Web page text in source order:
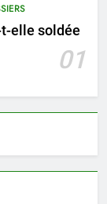
t-elle soldée
01